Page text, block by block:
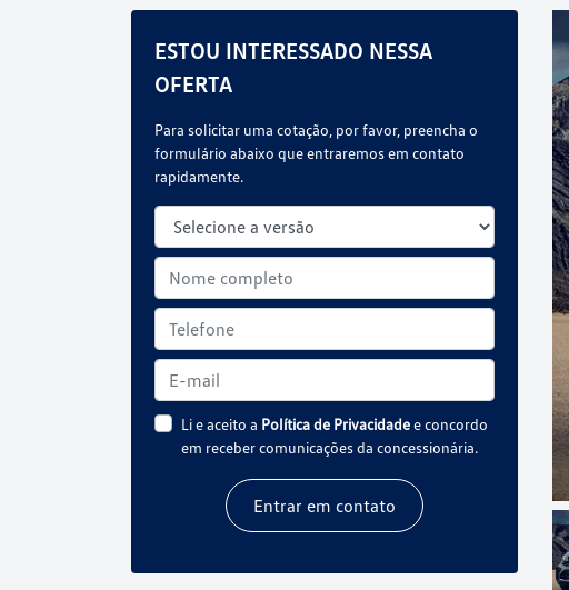
ESTOU INTERESSADO NESSA
OFERTA
Para solicitar uma cotação, por favor, preencha o
formulário abaixo que entraremos em contato
rapidamente.
Li e aceito a Política de Privacidadee concordo
em receber comunicações da concessionária.
Entrar em contato